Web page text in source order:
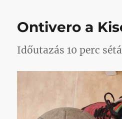
Ontivero a
Időutazás 10 perc